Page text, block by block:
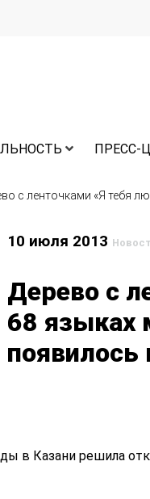
ПРЕСС-
с ленточками «Я тебя
10 июля 2013
Дерево с
68 языках
появилось
в Казани решила